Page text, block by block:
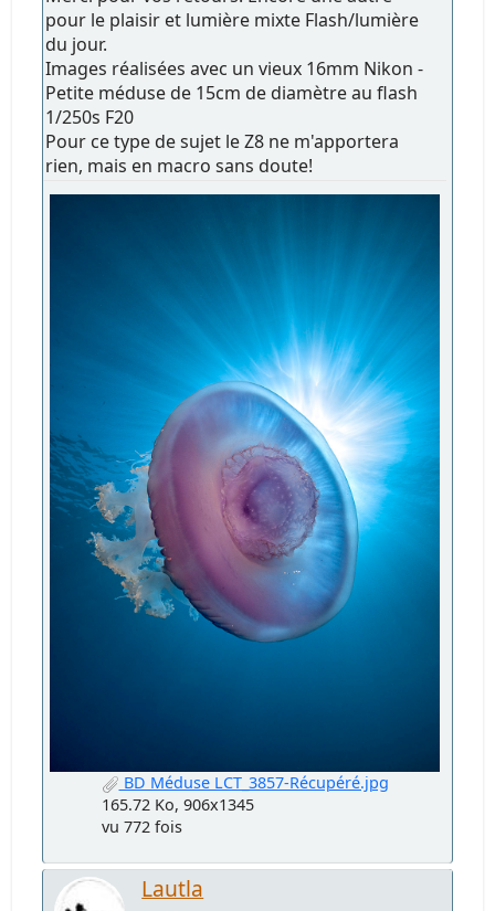
pour le plaisir et lumière mixte Flash/lumière
du jour.
Images réalisées avec un vieux 16mm Nikon -
Petite méduse de 15cm de diamètre au flash
1/250s F20
Pour ce type de sujet le Z8 ne m'apportera
rien, mais en macro sans doute!
BD Méduse LCT_3857-Récupéré.jpg
165.72 Ko, 906x1345
vu 772 fois
Lautla